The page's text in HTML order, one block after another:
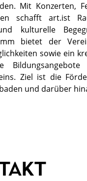
Mit Konzerten,
schafft art.ist
kulturelle
bietet der
sowie ein
Ziel ist die
und darüber